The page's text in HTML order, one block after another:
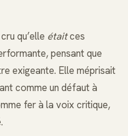
qu’elle étaitces
pensant que
exigeante. Elle méprisait
comme un défaut à
fer à la voix critique,